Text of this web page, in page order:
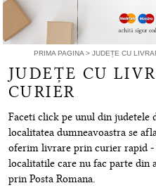
PRIMA PAGINA > JUDEȚE CU
JUDEȚE CU
CURIER
Faceti click pe unul din judetele
localitatea dumneavoastra se
oferim livrare prin curier rapid -
localitatile care nu fac parte din
prin Posta Romana.